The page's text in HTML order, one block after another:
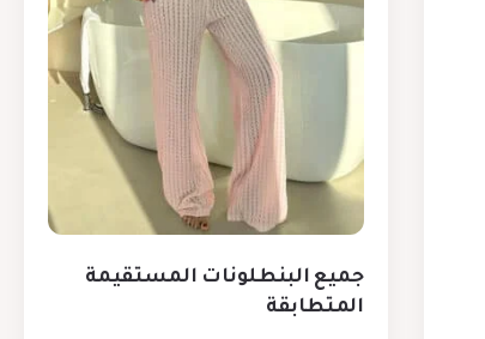
جميع البنطلونات المستقيمة
المتطابقة